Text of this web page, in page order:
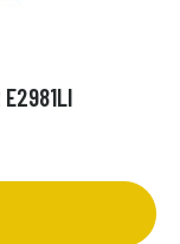
E2981LI